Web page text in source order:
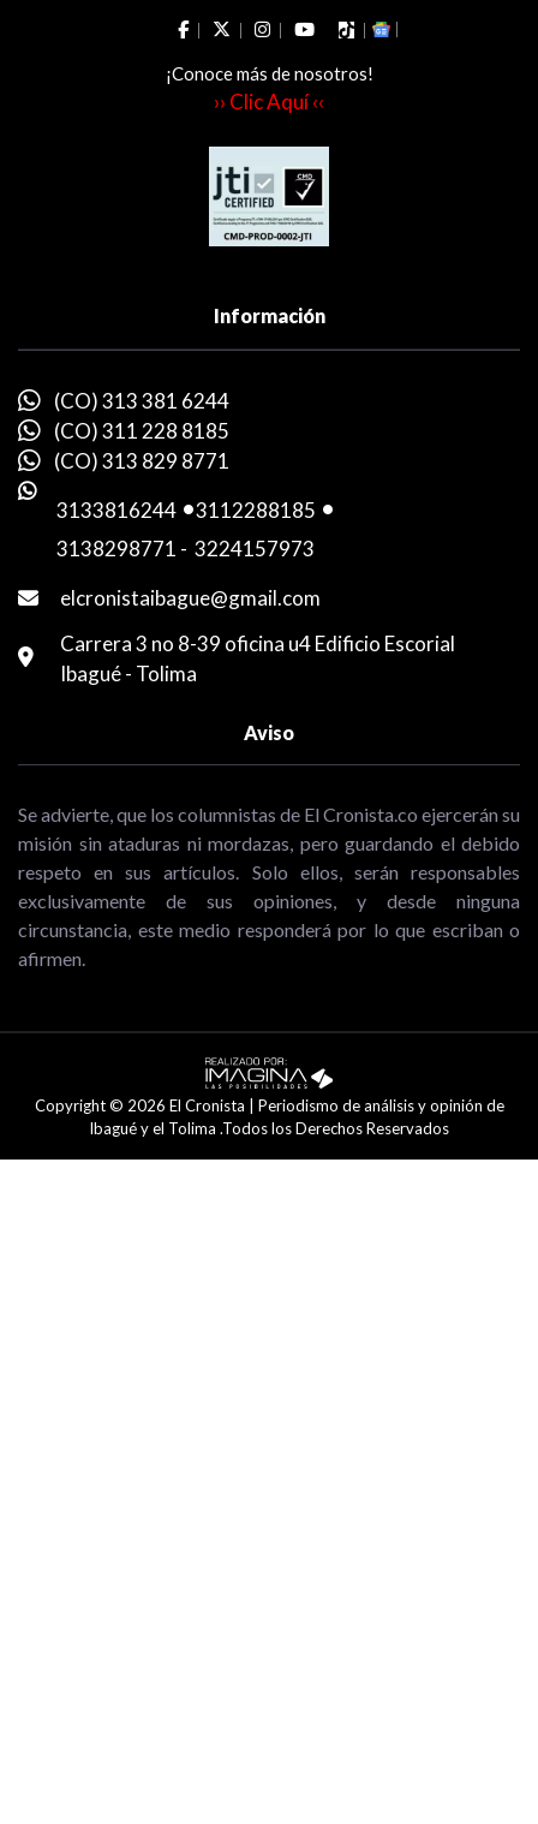
¡Conoce más de nosotros!
›› Clic Aquí ‹‹
Información
(CO) 313 381 6244
(CO) 311 228 8185
(CO) 313 829 8771
3133816244 -3112288185 -
3138298771 - 3224157973
elcronistaibague@gmail.com
Carrera 3 no 8-39 oficina u4 Edificio Escorial
Ibagué - Tolima
Aviso
Se advierte, que los columnistas de El Cronista.co ejercerán su
misión sin ataduras ni mordazas, pero guardando el debido
respeto en sus artículos. Solo ellos, serán responsables
exclusivamente de sus opiniones, y desde ninguna
circunstancia, este medio responderá por lo que escriban o
afirmen.
Copyright © 2026 El Cronista | Periodismo de análisis y opinión de
Ibagué y el Tolima .Todos los Derechos Reservados